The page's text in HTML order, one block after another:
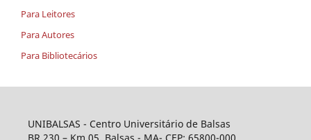
Para Leitores
Para Autores
Para Bibliotecários
UNIBALSAS - Centro Universitário de Balsas